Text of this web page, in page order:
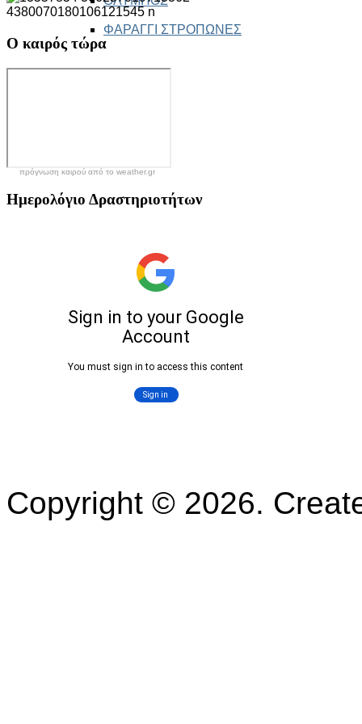
ΦΑΡΑΓΓΙ ΣΤΡΟΠΩΝΕΣ
Ο καιρός τώρα
πρόγνωση καιρού από το weather.gr
Ημερολόγιο Δραστηριοτήτων
Copyright © 2026.